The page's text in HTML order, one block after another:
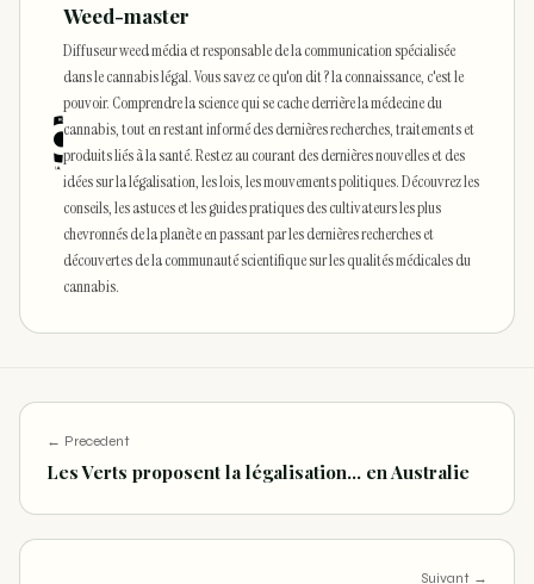
Weed-master
Diffuseur weed média et responsable de la communication spécialisée
dans le cannabis légal. Vous savez ce qu'on dit ? la connaissance, c'est le
pouvoir. Comprendre la science qui se cache derrière la médecine du
cannabis, tout en restant informé des dernières recherches, traitements et
produits liés à la santé. Restez au courant des dernières nouvelles et des
idées sur la légalisation, les lois, les mouvements politiques. Découvrez les
conseils, les astuces et les guides pratiques des cultivateurs les plus
chevronnés de la planète en passant par les dernières recherches et
découvertes de la communauté scientifique sur les qualités médicales du
cannabis.
← Precedent
Les Verts proposent la légalisation... en Australie
Suivant →